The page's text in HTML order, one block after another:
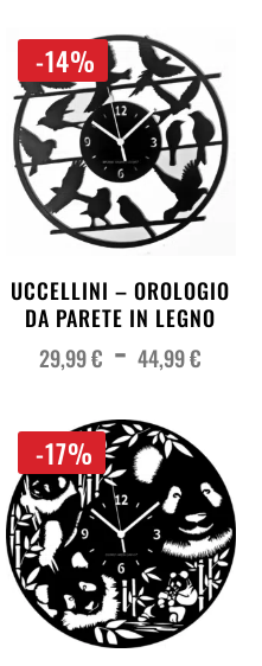
€
-14%
UCCELLINI – OROLOGIO
DA PARETE IN LEGNO
29,99€ - 44,99€
-17%